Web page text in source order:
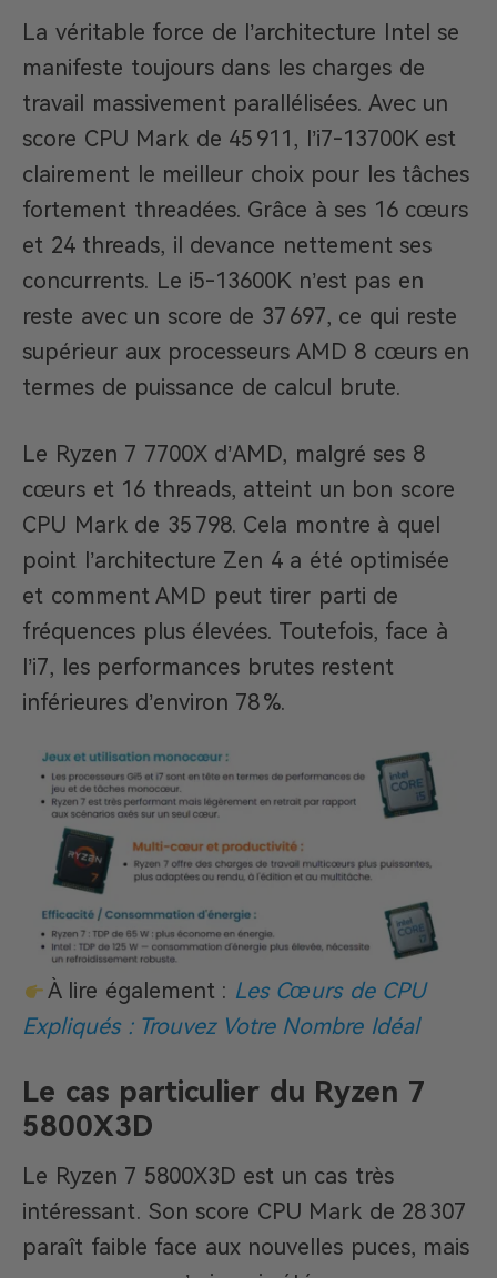
La véritable force de l’architecture Intel se
manifeste toujours dans les charges de
travail massivement parallélisées. Avec un
score CPU Mark de 45 911, l’i7-13700K est
clairement le meilleur choix pour les tâches
fortement threadées. Grâce à ses 16 cœurs
et 24 threads, il devance nettement ses
concurrents. Le i5-13600K n’est pas en
reste avec un score de 37 697, ce qui reste
supérieur aux processeurs AMD 8 cœurs en
termes de puissance de calcul brute.
Le Ryzen 7 7700X d’AMD, malgré ses 8
cœurs et 16 threads, atteint un bon score
CPU Mark de 35 798. Cela montre à quel
point l’architecture Zen 4 a été optimisée
et comment AMD peut tirer parti de
fréquences plus élevées. Toutefois, face à
l’i7, les performances brutes restent
inférieures d’environ 78 %.
À lire également : Les Cœurs de CPU
Expliqués : Trouvez Votre Nombre Idéal
Le cas particulier du Ryzen 7
5800X3D
Le Ryzen 7 5800X3D est un cas très
intéressant. Son score CPU Mark de 28 307
paraît faible face aux nouvelles puces, mais